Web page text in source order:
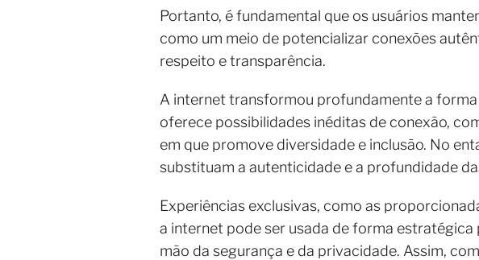
Portanto, é fundamental que os usuários
como um meio de potencializar conexões
respeito e transparência.
A internet transformou profundamente a
oferece possibilidades inéditas de conexão,
em que promove diversidade e inclusão. No
substituam a autenticidade e a profundidade
Experiências exclusivas, como as
a internet pode ser usada de forma
mão da segurança e da privacidade. Assim,